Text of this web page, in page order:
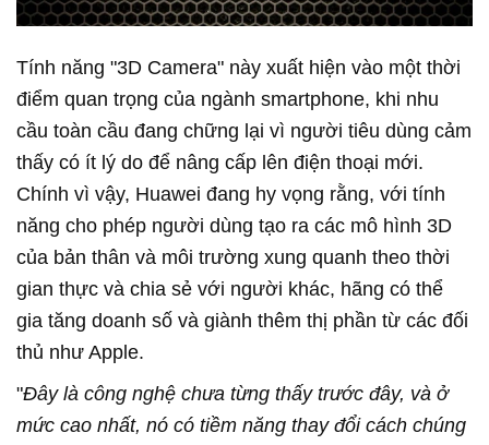
Tính năng "3D Camera" này xuất hiện vào một thời
điểm quan trọng của ngành smartphone, khi nhu
cầu toàn cầu đang chững lại vì người tiêu dùng cảm
thấy có ít lý do để nâng cấp lên điện thoại mới.
Chính vì vậy, Huawei đang hy vọng rằng, với tính
năng cho phép người dùng tạo ra các mô hình 3D
của bản thân và môi trường xung quanh theo thời
gian thực và chia sẻ với người khác, hãng có thể
gia tăng doanh số và giành thêm thị phần từ các đối
thủ như Apple.
"Đây là công nghệ chưa từng thấy trước đây, và ở
mức cao nhất, nó có tiềm năng thay đổi cách chúng